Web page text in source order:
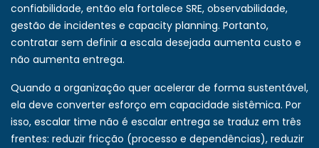
confiabilidade, então ela fortalece SRE, observabilidade,
gestão de incidentes e capacity planning. Portanto,
contratar sem definir a escala desejada aumenta custo e
não aumenta entrega.
Quando a organização quer acelerar de forma sustentável,
ela deve converter esforço em capacidade sistêmica. Por
isso, escalar time não é escalar entrega se traduz em três
frentes: reduzir fricção (processo e dependências), reduzir